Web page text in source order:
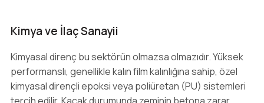
Kimya ve İlaç Sanayii
Kimyasal direnç bu sektörün olmazsa olmazıdır. Yüksek
performanslı, genellikle kalın film kalınlığına sahip, özel
kimyasal dirençli epoksi veya poliüretan (PU) sistemleri